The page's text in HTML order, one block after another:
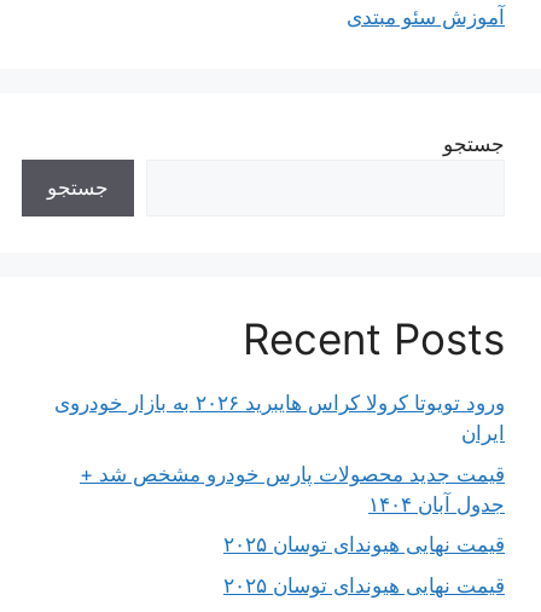
آموزش سئو مبتدی
جستجو
جستجو
Recent Posts
ورود تویوتا کرولا کراس هایبرید ۲۰۲۶ به بازار خودروی
ایران
قیمت جدید محصولات پارس خودرو مشخص شد +
جدول آبان ۱۴۰۴
قیمت نهایی هیوندای توسان ۲۰۲۵
قیمت نهایی هیوندای توسان ۲۰۲۵